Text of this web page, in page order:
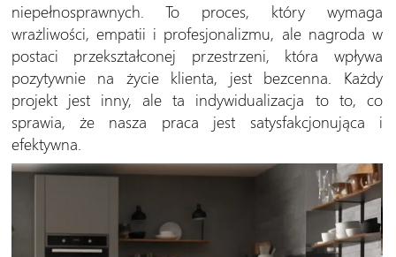
niepełnosprawnych. To proces, który wymaga
wrażliwości, empatii i profesjonalizmu, ale nagroda w
postaci przekształconej przestrzeni, która wpływa
pozytywnie na życie klienta, jest bezcenna. Każdy
projekt jest inny, ale ta indywidualizacja to to, co
sprawia, że nasza praca jest satysfakcjonująca i
efektywna.